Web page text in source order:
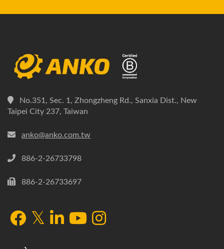
No.351, Sec. 1, Zhongzheng Rd., Sanxia Dist., New
Taipei City 237, Taiwan
anko@anko.com.tw
886-2-26733798
886-2-26733697